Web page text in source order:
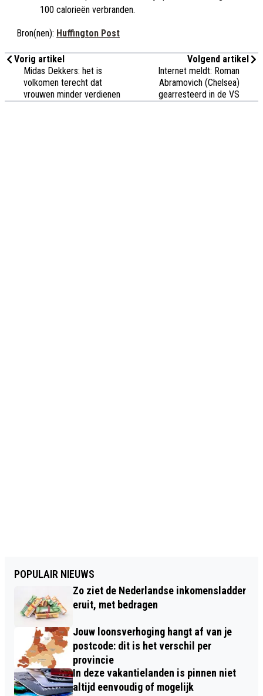
100 calorieën verbranden.
Bron(nen): Huffington Post
Vorig artikel
Midas Dekkers: het is
volkomen terecht dat
vrouwen minder verdienen
Volgend artikel
Internet meldt: Roman
Abramovich (Chelsea)
gearresteerd in de VS
POPULAIR NIEUWS
Zo ziet de Nederlandse inkomensladder
eruit, met bedragen
Jouw loonsverhoging hangt af van je
postcode: dit is het verschil per
provincie
In deze vakantielanden is pinnen niet
altijd eenvoudig of mogelijk